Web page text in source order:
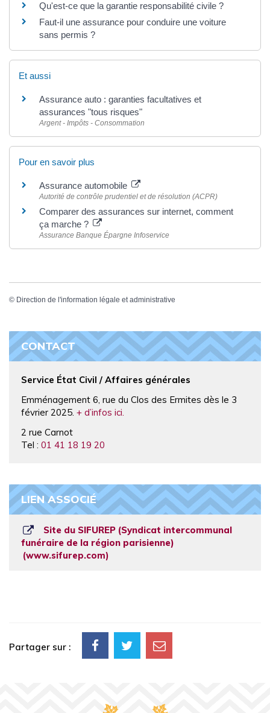
Qu'est-ce que la garantie responsabilité civile ?
Faut-il une assurance pour conduire une voiture
sans permis ?
Et aussi
Assurance auto : garanties facultatives et
assurances "tous risques"
Argent - Impôts - Consommation
Pour en savoir plus
Assurance automobile
Autorité de contrôle prudentiel et de résolution (ACPR)
Comparer des assurances sur internet, comment
ça marche ?
Assurance Banque Épargne Infoservice
© Direction de l'information légale et administrative
CONTACT
Service État Civil / Affaires générales
Emménagement 6, rue du Clos des Ermites dès le 3
février 2025. + d’infos ici.
2 rue Carnot
Tel : 01 41 18 19 20
LIEN ASSOCIÉ
Site du SIFUREP (Syndicat intercommunal
funéraire de la région parisienne)
www.sifurep.com
Partager sur :